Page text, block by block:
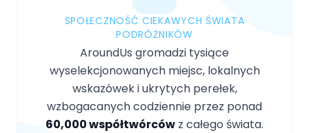
SPOŁECZNOŚĆ CIEKAWYCH ŚWIATA
PODRÓŻNIKÓW
AroundUs gromadzi tysiące
wyselekcjonowanych miejsc, lokalnych
wskazówek i ukrytych perełek,
wzbogacanych codziennie przez ponad
60,000 współtwórców z całego świata.